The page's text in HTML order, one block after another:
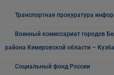
Транспортная прокуратура
Военный комиссариат городов
района Кемеровской области –
Социальный фонд России